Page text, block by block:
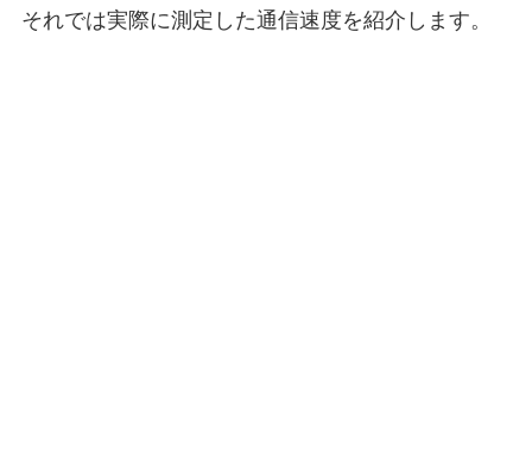
それでは実際に測定した通信速度を紹介します。